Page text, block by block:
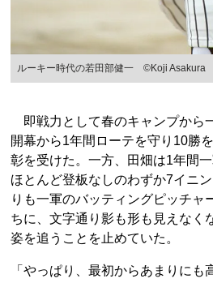
ルーキー時代の若田部健一 ©︎Koji Asakura
即戦力として春のキャンプから
開幕から1年間ローテを守り10勝
彰を受けた。一方、田畑は1年間
ほとんど登板なしのわずか7イニ
りも一軍のバッティングピッチャ
ちに、文字通り影も形も見えなく
姿を追うことを止めていた。
「やっぱり、最初からあまりにも